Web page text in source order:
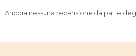
Ancora nessuna recensione da parte